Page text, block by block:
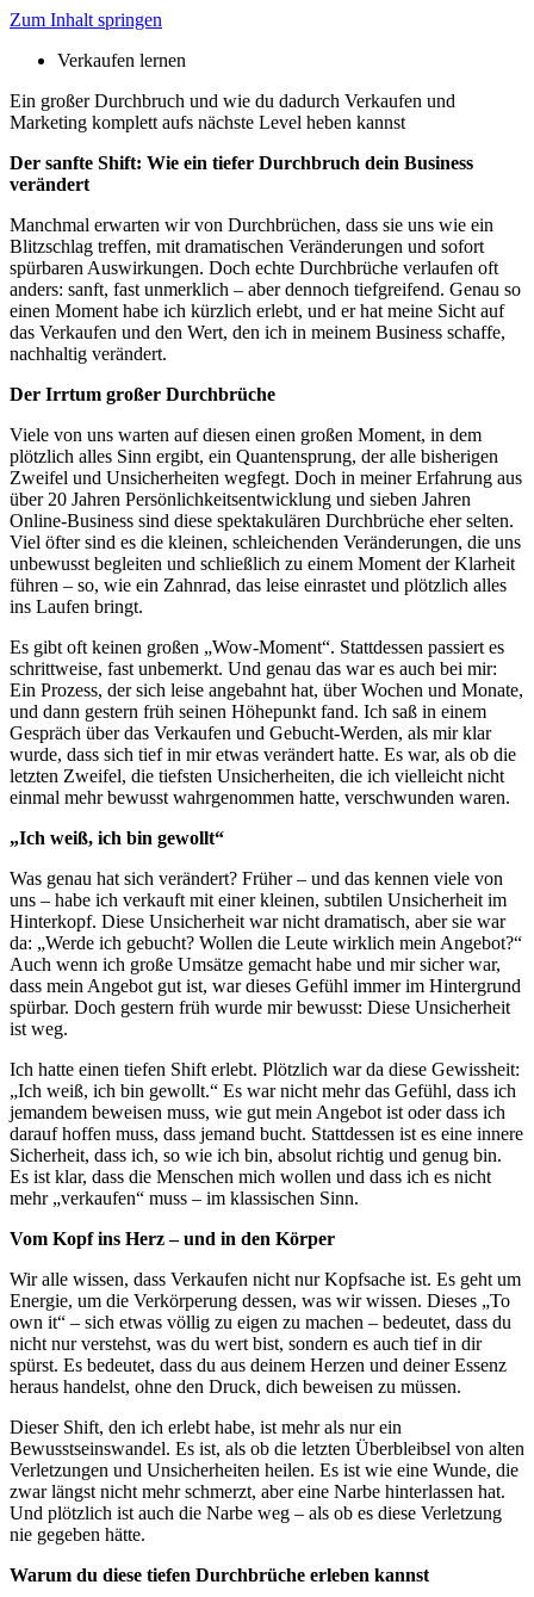
Zum Inhalt springen
Verkaufen lernen
Ein großer Durchbruch und wie du dadurch Verkaufen und
Marketing komplett aufs nächste Level heben kannst
Der sanfte Shift: Wie ein tiefer Durchbruch dein Business
verändert
Manchmal erwarten wir von Durchbrüchen, dass sie uns wie ein
Blitzschlag treffen, mit dramatischen Veränderungen und sofort
spürbaren Auswirkungen. Doch echte Durchbrüche verlaufen oft
anders: sanft, fast unmerklich – aber dennoch tiefgreifend. Genau so
einen Moment habe ich kürzlich erlebt, und er hat meine Sicht auf
das Verkaufen und den Wert, den ich in meinem Business schaffe,
nachhaltig verändert.
Der Irrtum großer Durchbrüche
Viele von uns warten auf diesen einen großen Moment, in dem
plötzlich alles Sinn ergibt, ein Quantensprung, der alle bisherigen
Zweifel und Unsicherheiten wegfegt. Doch in meiner Erfahrung aus
über 20 Jahren Persönlichkeitsentwicklung und sieben Jahren
Online-Business sind diese spektakulären Durchbrüche eher selten.
Viel öfter sind es die kleinen, schleichenden Veränderungen, die uns
unbewusst begleiten und schließlich zu einem Moment der Klarheit
führen – so, wie ein Zahnrad, das leise einrastet und plötzlich alles
ins Laufen bringt.
Es gibt oft keinen großen „Wow-Moment“. Stattdessen passiert es
schrittweise, fast unbemerkt. Und genau das war es auch bei mir:
Ein Prozess, der sich leise angebahnt hat, über Wochen und Monate,
und dann gestern früh seinen Höhepunkt fand. Ich saß in einem
Gespräch über das Verkaufen und Gebucht-Werden, als mir klar
wurde, dass sich tief in mir etwas verändert hatte. Es war, als ob die
letzten Zweifel, die tiefsten Unsicherheiten, die ich vielleicht nicht
einmal mehr bewusst wahrgenommen hatte, verschwunden waren.
„Ich weiß, ich bin gewollt“
Was genau hat sich verändert? Früher – und das kennen viele von
uns – habe ich verkauft mit einer kleinen, subtilen Unsicherheit im
Hinterkopf. Diese Unsicherheit war nicht dramatisch, aber sie war
da: „Werde ich gebucht? Wollen die Leute wirklich mein Angebot?“
Auch wenn ich große Umsätze gemacht habe und mir sicher war,
dass mein Angebot gut ist, war dieses Gefühl immer im Hintergrund
spürbar. Doch gestern früh wurde mir bewusst: Diese Unsicherheit
ist weg.
Ich hatte einen tiefen Shift erlebt. Plötzlich war da diese Gewissheit:
„Ich weiß, ich bin gewollt.“ Es war nicht mehr das Gefühl, dass ich
jemandem beweisen muss, wie gut mein Angebot ist oder dass ich
darauf hoffen muss, dass jemand bucht. Stattdessen ist es eine innere
Sicherheit, dass ich, so wie ich bin, absolut richtig und genug bin.
Es ist klar, dass die Menschen mich wollen und dass ich es nicht
mehr „verkaufen“ muss – im klassischen Sinn.
Vom Kopf ins Herz – und in den Körper
Wir alle wissen, dass Verkaufen nicht nur Kopfsache ist. Es geht um
Energie, um die Verkörperung dessen, was wir wissen. Dieses „To
own it“ – sich etwas völlig zu eigen zu machen – bedeutet, dass du
nicht nur verstehst, was du wert bist, sondern es auch tief in dir
spürst. Es bedeutet, dass du aus deinem Herzen und deiner Essenz
heraus handelst, ohne den Druck, dich beweisen zu müssen.
Dieser Shift, den ich erlebt habe, ist mehr als nur ein
Bewusstseinswandel. Es ist, als ob die letzten Überbleibsel von alten
Verletzungen und Unsicherheiten heilen. Es ist wie eine Wunde, die
zwar längst nicht mehr schmerzt, aber eine Narbe hinterlassen hat.
Und plötzlich ist auch die Narbe weg – als ob es diese Verletzung
nie gegeben hätte.
Warum du diese tiefen Durchbrüche erleben kannst